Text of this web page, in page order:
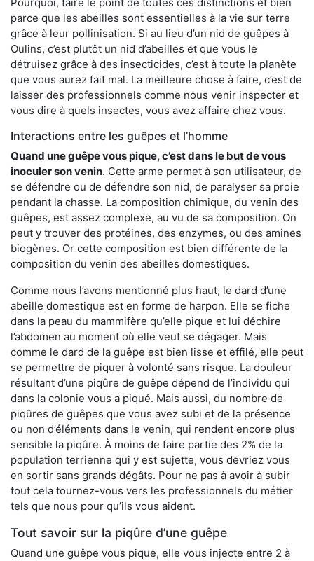
parce que les abeilles sont essentielles à la vie sur terre
grâce à leur pollinisation. Si au lieu d’un nid de guêpes à
Oulins, c’est plutôt un nid d’abeilles et que vous le
détruisez grâce à des insecticides, c’est à toute la planète
que vous aurez fait mal. La meilleure chose à faire, c’est de
laisser des professionnels comme nous venir inspecter et
vous dire à quels insectes, vous avez affaire chez vous.
Interactions entre les guêpes et l’homme
Quand une guêpe vous pique, c’est dans le but de vous
inoculer son venin. Cette arme permet à son utilisateur, de
se défendre ou de défendre son nid, de paralyser sa proie
pendant la chasse. La composition chimique, du venin des
guêpes, est assez complexe, au vu de sa composition. On
peut y trouver des protéines, des enzymes, ou des amines
biogènes. Or cette composition est bien différente de la
composition du venin des abeilles domestiques.
Comme nous l’avons mentionné plus haut, le dard d’une
abeille domestique est en forme de harpon. Elle se fiche
dans la peau du mammifère qu’elle pique et lui déchire
l’abdomen au moment où elle veut se dégager. Mais
comme le dard de la guêpe est bien lisse et effilé, elle peut
se permettre de piquer à volonté sans risque. La douleur
résultant d’une piqûre de guêpe dépend de l’individu qui
dans la colonie vous a piqué. Mais aussi, du nombre de
piqûres de guêpes que vous avez subi et de la présence
ou non d’éléments dans le venin, qui rendent encore plus
sensible la piqûre. À moins de faire partie des 2% de la
population terrienne qui y est sujette, vous devriez vous
en sortir sans grands dégâts. Pour ne pas à avoir à subir
tout cela tournez-vous vers les professionnels du métier
tels que nous pour qu’ils vous aident.
Tout savoir sur la piqûre d’une guêpe
Quand une guêpe vous pique, elle vous injecte entre 2 à